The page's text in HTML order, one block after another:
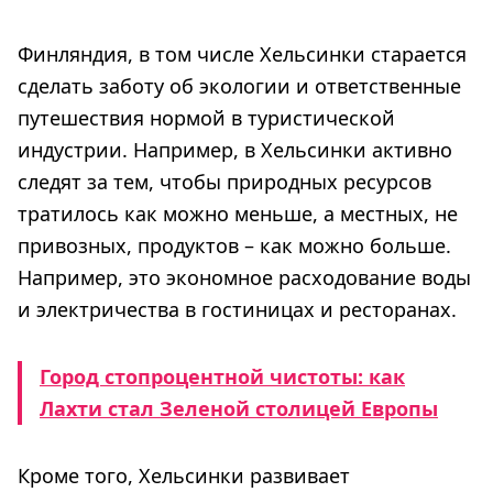
Финляндия, в том числе Хельсинки старается
сделать заботу об экологии и ответственные
путешествия нормой в туристической
индустрии. Например, в Хельсинки активно
следят за тем, чтобы природных ресурсов
тратилось как можно меньше, а местных, не
привозных, продуктов – как можно больше.
Например, это экономное расходование воды
и электричества в гостиницах и ресторанах.
Город стопроцентной чистоты: как
Лахти стал Зеленой столицей Европы
Кроме того, Хельсинки развивает